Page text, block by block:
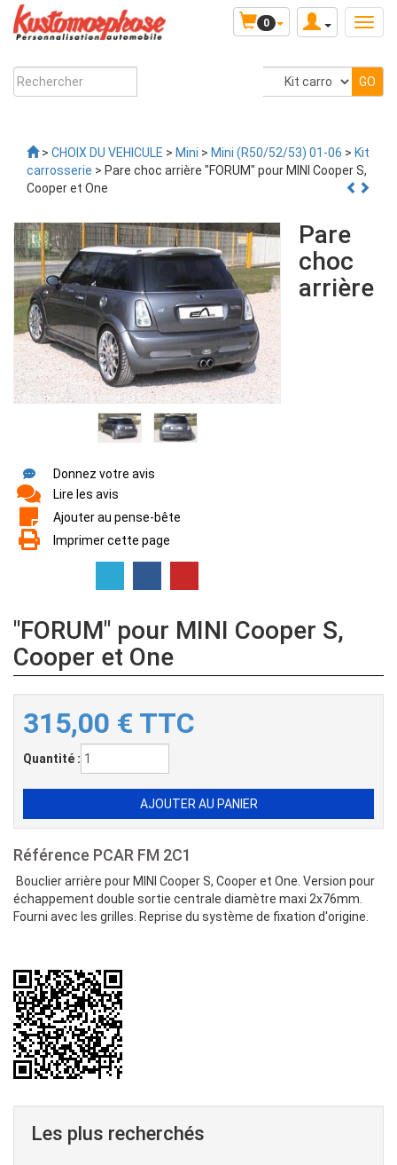
0
> CHOIX DU VEHICULE > Mini > Mini (R50/52/53) 01-06 > Kit
carrosserie > Pare choc arrière "FORUM" pour MINI Cooper S,
Cooper et One
Donnez votre avis
Lire les avis
Ajouter au pense-bête
Imprimer cette page
Pare
choc
arrière
"FORUM" pour MINI Cooper S,
Cooper et One
315,00 € TTC
Quantité :
Référence PCAR FM 2C1
Bouclier arrière pour MINI Cooper S, Cooper et One. Version pour
échappement double sortie centrale diamètre maxi 2x76mm.
Fourni avec les grilles. Reprise du système de fixation d'origine.
Les plus recherchés